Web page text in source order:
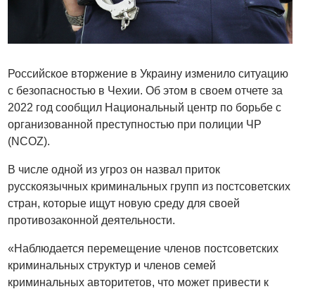
Российское вторжение в Украину изменило ситуацию
с безопасностью в Чехии. Об этом в своем отчете за
2022 год сообщил Национальный центр по борьбе с
организованной преступностью при полиции ЧР
(NCOZ).
В числе одной из угроз он назвал приток
русскоязычных криминальных групп из постсоветских
стран, которые ищут новую среду для своей
противозаконной деятельности.
«Наблюдается перемещение членов постсоветских
криминальных структур и членов семей
криминальных авторитетов, что может привести к